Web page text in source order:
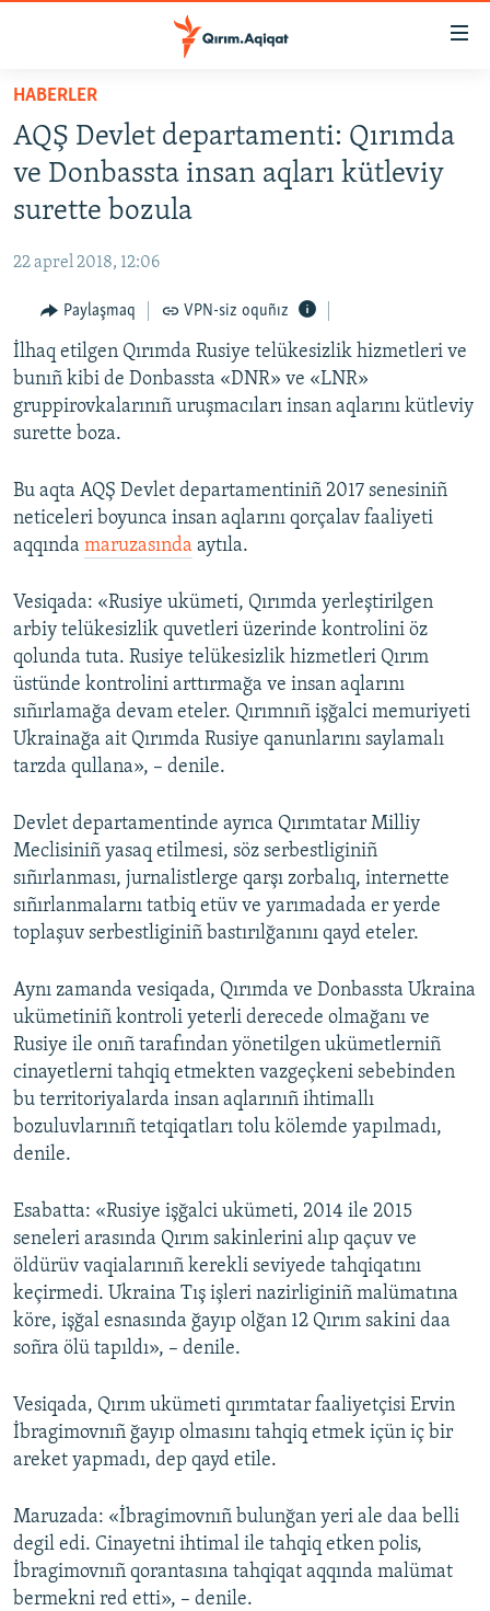
Esas
qaytmaq
Baş
navigatsiyağa
qaytmaq
Qıdıruvğa
qaytmaq
SİYASET
İQTİSADİYAT
MEDENİYET
İNSAN AQLARI
VİDEO
SÜRET
BLOGLAR
Русский
QOŞULIÑIZ!
RFE/RS bütün saytları
HABERLER
AQŞ Devlet departamenti: Qırımda
ve Donbassta insan aqları kütleviy
surette bozula
22 aprel 2018, 12:06
Paylaşmaq VPN-siz oquñız
İlhaq etilgen Qırımda Rusiye telükesizlik hizmetleri ve
bunıñ kibi de Donbassta «DNR» ve «LNR»
gruppirovkalarınıñ uruşmacıları insan aqlarını kütleviy
surette boza.
Bu aqta AQŞ Devlet departamentiniñ 2017 senesiniñ
neticeleri boyunca insan aqlarını qorçalav faaliyeti
aqqında maruzasında aytıla.
Vesiqada: «Rusiye ukümeti, Qırımda yerleştirilgen
arbiy telükesizlik quvetleri üzerinde kontrolini öz
qolunda tuta. Rusiye telükesizlik hizmetleri Qırım
üstünde kontrolini arttırmağa ve insan aqlarını
sıñırlamağa devam eteler. Qırımnıñ işğalci memuriyeti
Ukrainağa ait Qırımda Rusiye qanunlarını saylamalı
tarzda qullana», – denile.
Devlet departamentinde ayrıca Qırımtatar Milliy
Meclisiniñ yasaq etilmesi, söz serbestliginiñ
sıñırlanması, jurnalistlerge qarşı zorbalıq, internette
sıñırlanmalarnı tatbiq etüv ve yarımadada er yerde
toplaşuv serbestliginiñ bastırılğanını qayd eteler.
Aynı zamanda vesiqada, Qırımda ve Donbassta Ukraina
ukümetiniñ kontroli yeterli derecede olmağanı ve
Rusiye ile onıñ tarafından yönetilgen ukümetlerniñ
cinayetlerni tahqiq etmekten vazgeçkeni sebebinden
bu territoriyalarda insan aqlarınıñ ihtimallı
bozuluvlarınıñ tetqiqatları tolu kölemde yapılmadı,
denile.
Esabatta: «Rusiye işğalci ukümeti, 2014 ile 2015
seneleri arasında Qırım sakinlerini alıp qaçuv ve
öldürüv vaqialarınıñ kerekli seviyede tahqiqatını
keçirmedi. Ukraina Tış işleri nazirliginiñ malümatına
köre, işğal esnasında ğayıp olğan 12 Qırım sakini daa
soñra ölü tapıldı», – denile.
Vesiqada, Qırım ukümeti qırımtatar faaliyetçisi Ervin
İbragimovnıñ ğayıp olmasını tahqiq etmek içün iç bir
areket yapmadı, dep qayd etile.
Maruzada: «İbragimovnıñ bulunğan yeri ale daa belli
degil edi. Cinayetni ihtimal ile tahqiq etken polis,
İbragimovnıñ qorantasına tahqiqat aqqında malümat
bermekni red etti», – denile.